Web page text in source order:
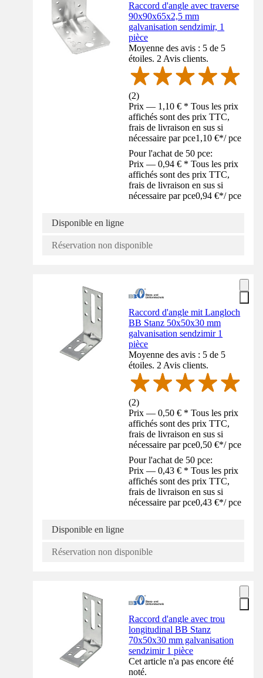
Raccord d'angle avec traverse
90x90x65x2,5 mm
galvanisation sendzimir, 1
pièce
Moyenne des avis : 5 de 5
étoiles. 2 Avis clients.
(2)
Prix — 1,10 € * Tous les prix
affichés sont des prix TTC,
frais de livraison en sus si
nécessaire par pce1,10 €*/ pce
Pour l'achat de 50 pce:
Prix — 0,94 € * Tous les prix
affichés sont des prix TTC,
frais de livraison en sus si
nécessaire par pce0,94 €*/ pce
Disponible en ligne
Réservation non disponible
Raccord d'angle mit Langloch
BB Stanz 50x50x30 mm
galvanisation sendzimir 1
pièce
Moyenne des avis : 5 de 5
étoiles. 2 Avis clients.
(2)
Prix — 0,50 € * Tous les prix
affichés sont des prix TTC,
frais de livraison en sus si
nécessaire par pce0,50 €*/ pce
Pour l'achat de 50 pce:
Prix — 0,43 € * Tous les prix
affichés sont des prix TTC,
frais de livraison en sus si
nécessaire par pce0,43 €*/ pce
Disponible en ligne
Réservation non disponible
Raccord d'angle avec trou
longitudinal BB Stanz
70x50x30 mm galvanisation
sendzimir 1 pièce
Cet article n'a pas encore été
noté.